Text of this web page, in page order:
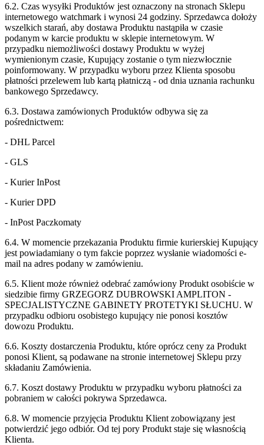
6.2. Czas wysyłki Produktów jest oznaczony na stronach Sklepu
internetowego watchmark i wynosi 24 godziny. Sprzedawca dołoży
wszelkich starań, aby dostawa Produktu nastąpiła w czasie
podanym w karcie produktu w sklepie internetowym. W
przypadku niemożliwości dostawy Produktu w wyżej
wymienionym czasie, Kupujący zostanie o tym niezwłocznie
poinformowany. W przypadku wyboru przez Klienta sposobu
płatności przelewem lub kartą płatniczą - od dnia uznania rachunku
bankowego Sprzedawcy.
6.3. Dostawa zamówionych Produktów odbywa się za
pośrednictwem:
- DHL Parcel
- GLS
- Kurier InPost
- Kurier DPD
- InPost Paczkomaty
6.4. W momencie przekazania Produktu firmie kurierskiej Kupujący
jest powiadamiany o tym fakcie poprzez wysłanie wiadomości e-
mail na adres podany w zamówieniu.
6.5. Klient może również odebrać zamówiony Produkt osobiście w
siedzibie firmy GRZEGORZ DUBROWSKI AMPLITON -
SPECJALISTYCZNE GABINETY PROTETYKI SŁUCHU. W
przypadku odbioru osobistego kupujący nie ponosi kosztów
dowozu Produktu.
6.6. Koszty dostarczenia Produktu, które oprócz ceny za Produkt
ponosi Klient, są podawane na stronie internetowej Sklepu przy
składaniu Zamówienia.
6.7. Koszt dostawy Produktu w przypadku wyboru płatności za
pobraniem w całości pokrywa Sprzedawca.
6.8. W momencie przyjęcia Produktu Klient zobowiązany jest
potwierdzić jego odbiór. Od tej pory Produkt staje się własnością
Klienta.